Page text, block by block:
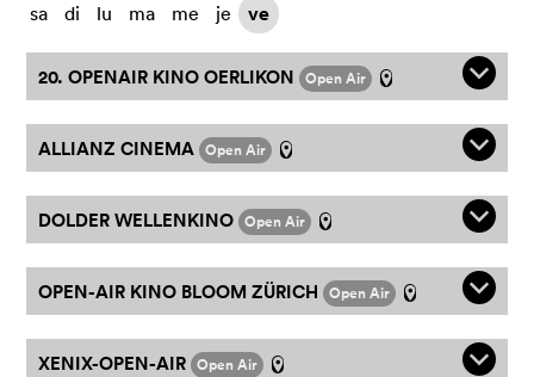
sa di lu ma me je ve
20. OPENAIR KINO OERLIKON Open Air l q
ALLIANZ CINEMA Open Air l q
DOLDER WELLENKINO Open Air l q
OPEN-AIR KINO BLOOM ZÜRICH Open Air l q
XENIX-OPEN-AIR Open Air l q